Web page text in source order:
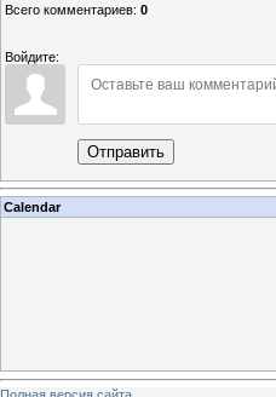
Всего комментариев: 0
Войдите:
Отправить
Calendar